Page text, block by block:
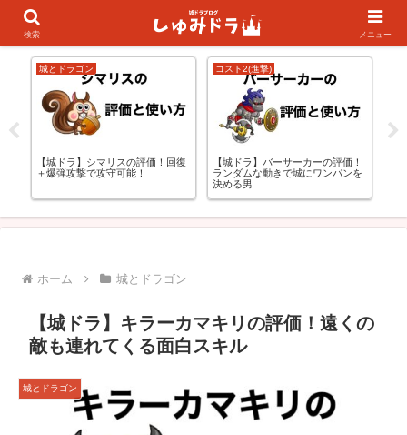
初心者の方向け
城とドラゴン
【城ドラ】シマリスの評価！回復
＋爆弾攻撃で攻守可能！
コスト2(進撃)
【城ドラ】バーサーカーの評価！
ランダムな動きで城にワンパンを
決める男
ホーム 城とドラゴン
【城ドラ】キラーカマキリの評価！遠くの
敵も連れてくる面白スキル
城とドラゴン
検索 メニュー